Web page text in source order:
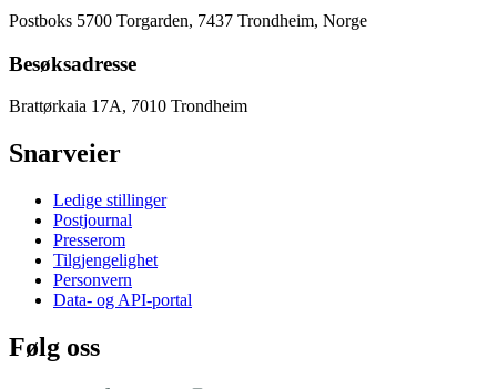
Postboks 5700 Torgarden, 7437 Trondheim, Norge
Besøksadresse
Brattørkaia 17A, 7010 Trondheim
Snarveier
Ledige stillinger
Postjournal
Presserom
Tilgjengelighet
Personvern
Data- og API-portal
Følg oss